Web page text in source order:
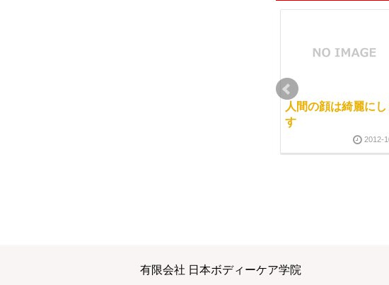
人間の顔は綺麗にし
す
2012-
９月１４日（月） グル
有限会社 日本ボディーケア学院